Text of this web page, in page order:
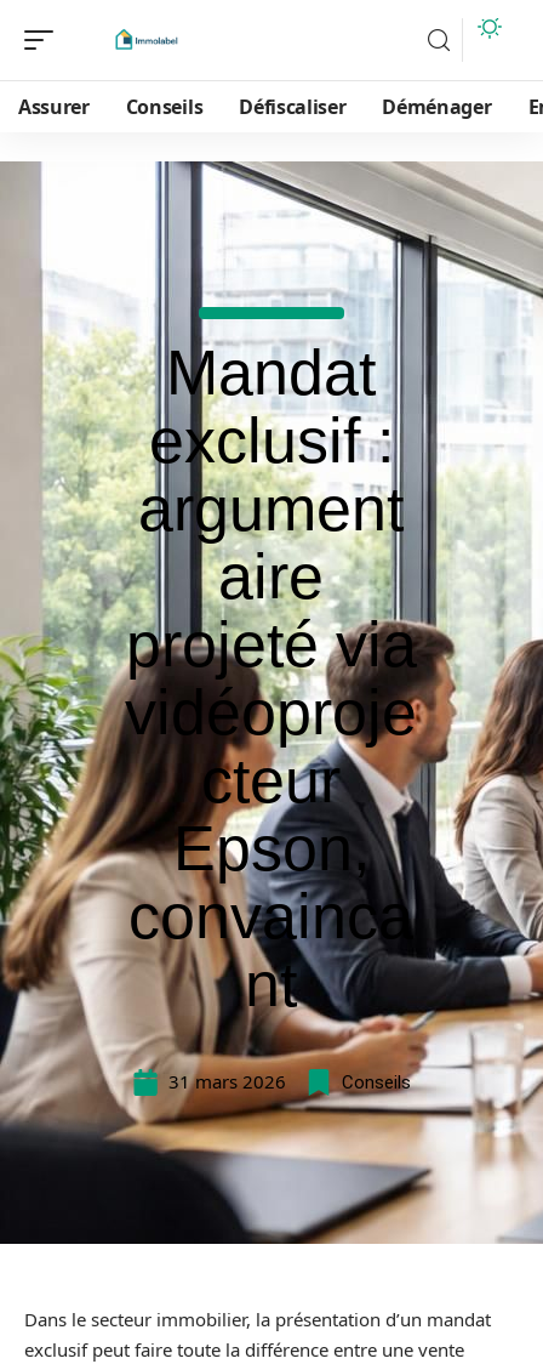
Assurer Conseils Défiscaliser Déménager
Mandat
exclusif :
argument
aire
projeté via
vidéoproje
cteur
Epson,
convainca
nt
31 mars 2026 Conseils
Dans le secteur immobilier, la présentation d’un mandat
exclusif peut faire toute la différence entre une vente